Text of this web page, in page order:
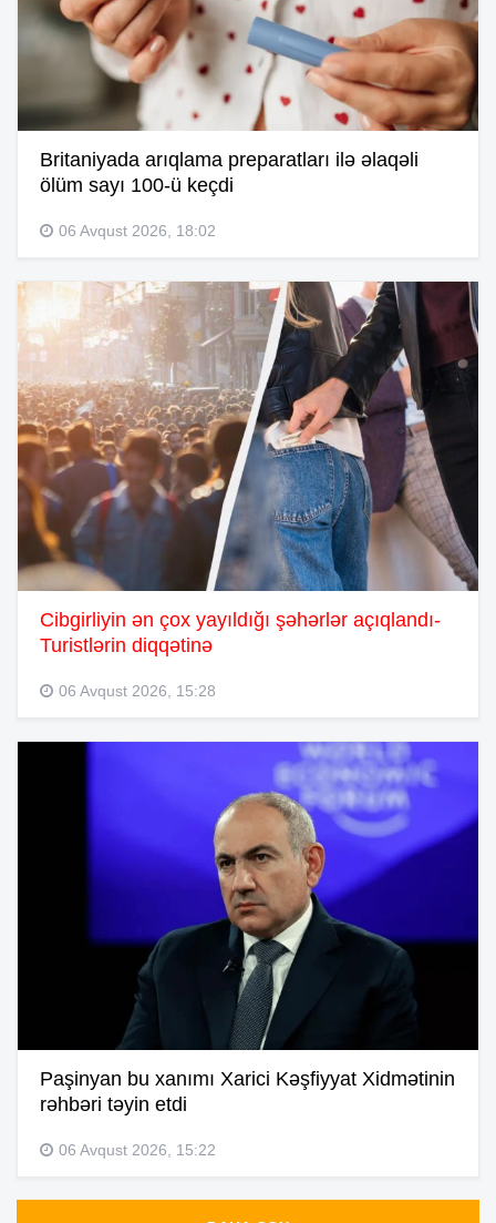
Britaniyada arıqlama preparatları ilə əlaqəli
ölüm sayı 100-ü keçdi
06 Avqust 2026, 18:02
Cibgirliyin ən çox yayıldığı şəhərlər açıqlandı-
Turistlərin diqqətinə
06 Avqust 2026, 15:28
Paşinyan bu xanımı Xarici Kəşfiyyat Xidmətinin
rəhbəri təyin etdi
06 Avqust 2026, 15:22